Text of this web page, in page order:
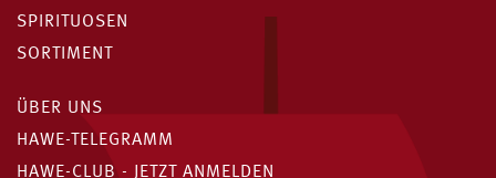
SPIRITUOSEN
SORTIMENT
ÜBER UNS
HAWE-TELEGRAMM
HAWE-CLUB - JETZT ANMELDEN